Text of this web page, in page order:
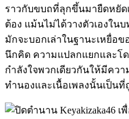
ราวกับขบถที่ลุกขึ้นมายืดหยัด
ต้อง แม้นไม่ได้วางตัวเองใน
มักจะบอกเล่าในฐานะเหยื่อ
นึกคิด ความแปลกแยกและโ
กำลังใจพวกเดียวกันให้มีคว
ทำนองและเนื้อเพลงนั้นเป็น